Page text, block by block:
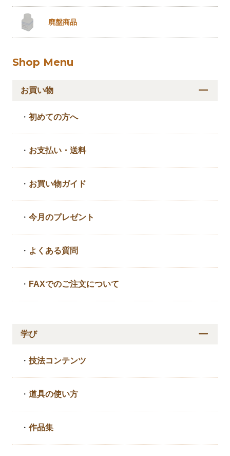
廃盤商品
Shop Menu
お買い物
・初めての方へ
・ お支払い・送料
・ お買い物ガイド
・今月のプレゼント
・ よくある質問
・ FAXでのご注文について
学び
・技法コンテンツ
・道具の使い方
・作品集